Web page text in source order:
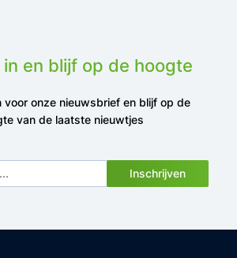
en blijf op de hoogte
voor onze nieuwsbrief en blijf op de
van de laatste nieuwtjes
Inschrijven